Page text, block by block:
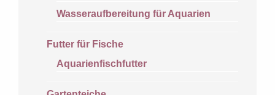
Wasseraufbereitung für Aquarien
Futter für Fische
Aquarienfischfutter